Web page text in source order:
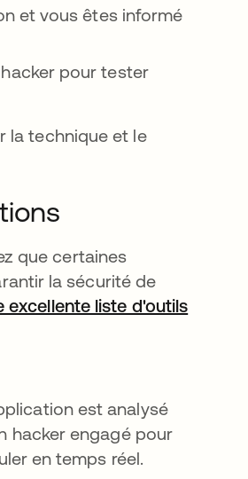
et vous êtes informé
pour tester
la technique et le
que certaines
la sécurité de
excellente liste d'outils
onglet
est analysé
hacker engagé pour
en temps réel.